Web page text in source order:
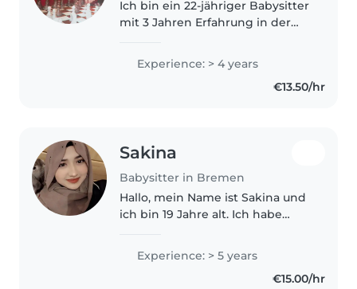
Ich bin ein 22-jähriger Babysitter
mit 3 Jahren Erfahrung in der
und Teenagern. Ich spreche
Arabisch, Deutsch und Englisch
Experience: > 4 years
€13.50/hr
Sakina
Babysitter in Bremen
Hallo, mein Name ist Sakina und
ich bin 19 Jahre alt. Ich habe
die Ausbildung zur
sozialpädagogischen Assistentin
erfolgreich abgeschlossen. Mein
Experience: > 5 years
€15.00/hr